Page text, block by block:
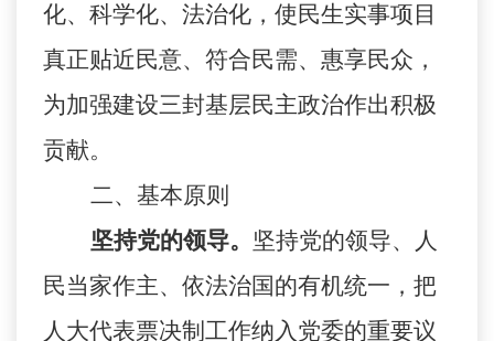
化、科学化、法治化，使民生实事项目
真正贴近民意、符合民需、惠享民众，
为加强建设三封基层民主政治作出积极
贡献。
二、基本原则
坚持党的领导。 坚持党的领导、人
民当家作主、依法治国的有机统一，把
人大代表票决制工作纳入党委的重要议